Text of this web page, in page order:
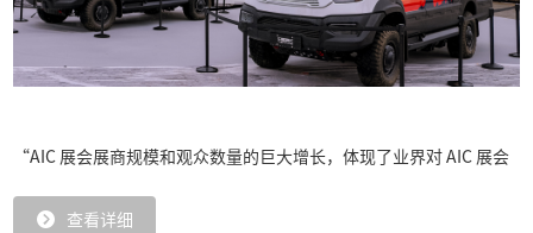
“AIC 展会展商规模和观众数量的巨大增长，体现了业界对 AIC 展会
查看详细